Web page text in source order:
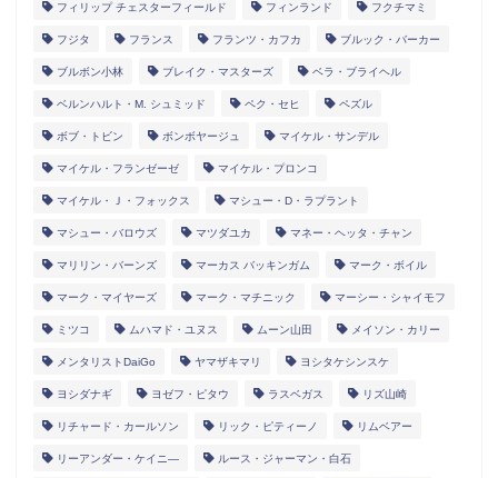
フィリップ チェスターフィールド フィンランド フクチマミ
フジタ フランス フランツ・カフカ ブルック・バーカー
ブルボン小林 ブレイク・マスターズ ベラ・ブライヘル
ベルンハルト・M. シュミッド ペク・セヒ ペズル
ボブ・トビン ボンボヤージュ マイケル・サンデル
マイケル・フランゼーゼ マイケル・プロンコ
マイケル・Ｊ・フォックス マシュー・D・ラプラント
マシュー・バロウズ マツダユカ マネー・ヘッタ・チャン
マリリン・バーンズ マーカス バッキンガム マーク・ボイル
マーク・マイヤーズ マーク・マチニック マーシー・シャイモフ
ミツコ ムハマド・ユヌス ムーン山田 メイソン・カリー
メンタリストDaiGo ヤマザキマリ ヨシタケシンスケ
ヨシダナギ ヨゼフ・ピタウ ラスベガス リズ山崎
リチャード・カールソン リック・ピティーノ リムベアー
リーアンダー・ケイニ― ルース・ジャーマン・白石